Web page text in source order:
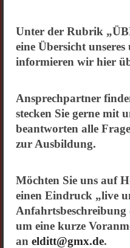
Unter der Rubrik
eine Übersicht
informieren wir hier
Ansprechpartner
stecken Sie gerne mit
beantworten alle
zur Ausbildung.
Möchten Sie uns auf
einen Eindruck „live
um eine kurze
an elditt@gmx.de.